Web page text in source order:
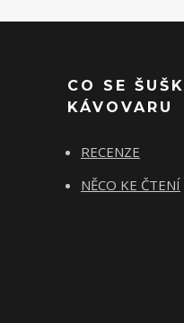
CO SE
KÁVOVARU
RECENZE
NĚCO KE ČTENÍ